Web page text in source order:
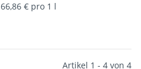
66,86 € pro 1 l
Artikel 1 - 4 von 4